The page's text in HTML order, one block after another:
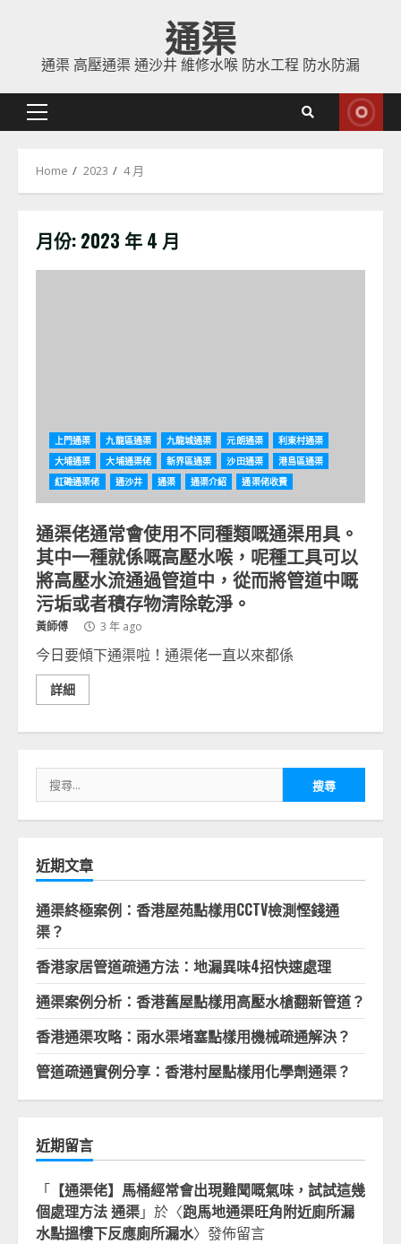
content
通渠
通渠 高壓通渠 通沙井 維修水喉 防水工程 防水防漏
Primary
Home 2023 4 月
月份: 2023 年 4 月
上門通渠 九龍區通渠 九龍城通渠 元朗通渠
利東村通渠
大埔通渠
大埔通渠佬 新界區通渠 沙田通渠
港島區通渠
紅磡通渠佬
通沙井 通渠 通渠介紹 通渠佬收費
通渠佬通常會使用不同種類嘅通渠用具。
其中一種就係嘅高壓水喉，呢種工具可以
將高壓水流通過管道中，從而將管道中嘅
污垢或者積存物清除乾淨。
黃師傅 3 年 ago
今日要傾下通渠啦！通渠佬一直以來都係
詳細
尋
關
字:
近期文章
通渠終極案例：香港屋苑點樣用CCTV檢測慳錢通
渠？
香港家居管道疏通方法：地漏異味4招快速處理
通渠案例分析：香港舊屋點樣用高壓水槍翻新管道？
香港通渠攻略：雨水渠堵塞點樣用機械疏通解決？
管道疏通實例分享：香港村屋點樣用化學劑通渠？
近期留言
「 【通渠佬】馬桶經常會出現難聞嘅氣味，試試這幾
個處理方法 通渠」於〈跑馬地通渠旺角附近廁所漏
水點搵樓下反應廁所漏水〉發佈留言